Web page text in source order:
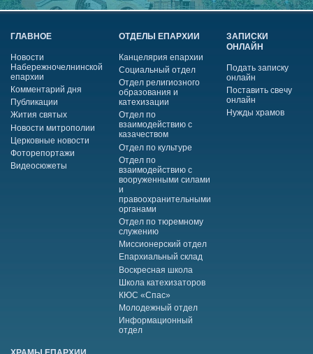
ГЛАВНОЕ
Новости
Набережночелнинской
епархии
Комментарий дня
Публикации
Жития святых
Новости митрополии
Церковные новости
Фоторепортажи
Видеосюжеты
ОТДЕЛЫ ЕПАРХИИ
Канцелярия епархии
Социальный отдел
Отдел религиозного
образования и
катехизации
Отдел по
взаимодействию с
казачеством
Отдел по культуре
Отдел по
взаимодействию с
вооруженными силами
и
правоохранительными
органами
Отдел по тюремному
служению
Миссионерский отдел
Епархиальный склад
Воскресная школа
Школа катехизаторов
КЮС «Спас»
Молодежный отдел
Информационный
отдел
ЗАПИСКИ
ОНЛАЙН
Подать записку
онлайн
Поставить свечу
онлайн
Нужды храмов